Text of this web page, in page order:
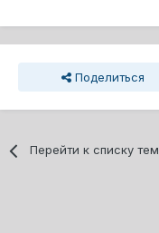
Поделиться
Перейти к списку тем